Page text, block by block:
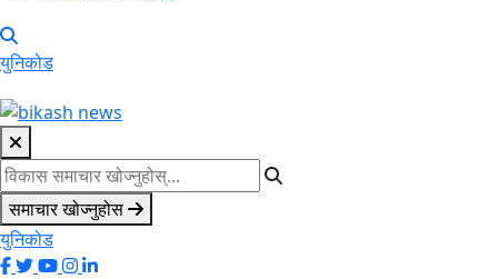
युनिकोड
समाचार खोज्नुहोस
युनिकोड